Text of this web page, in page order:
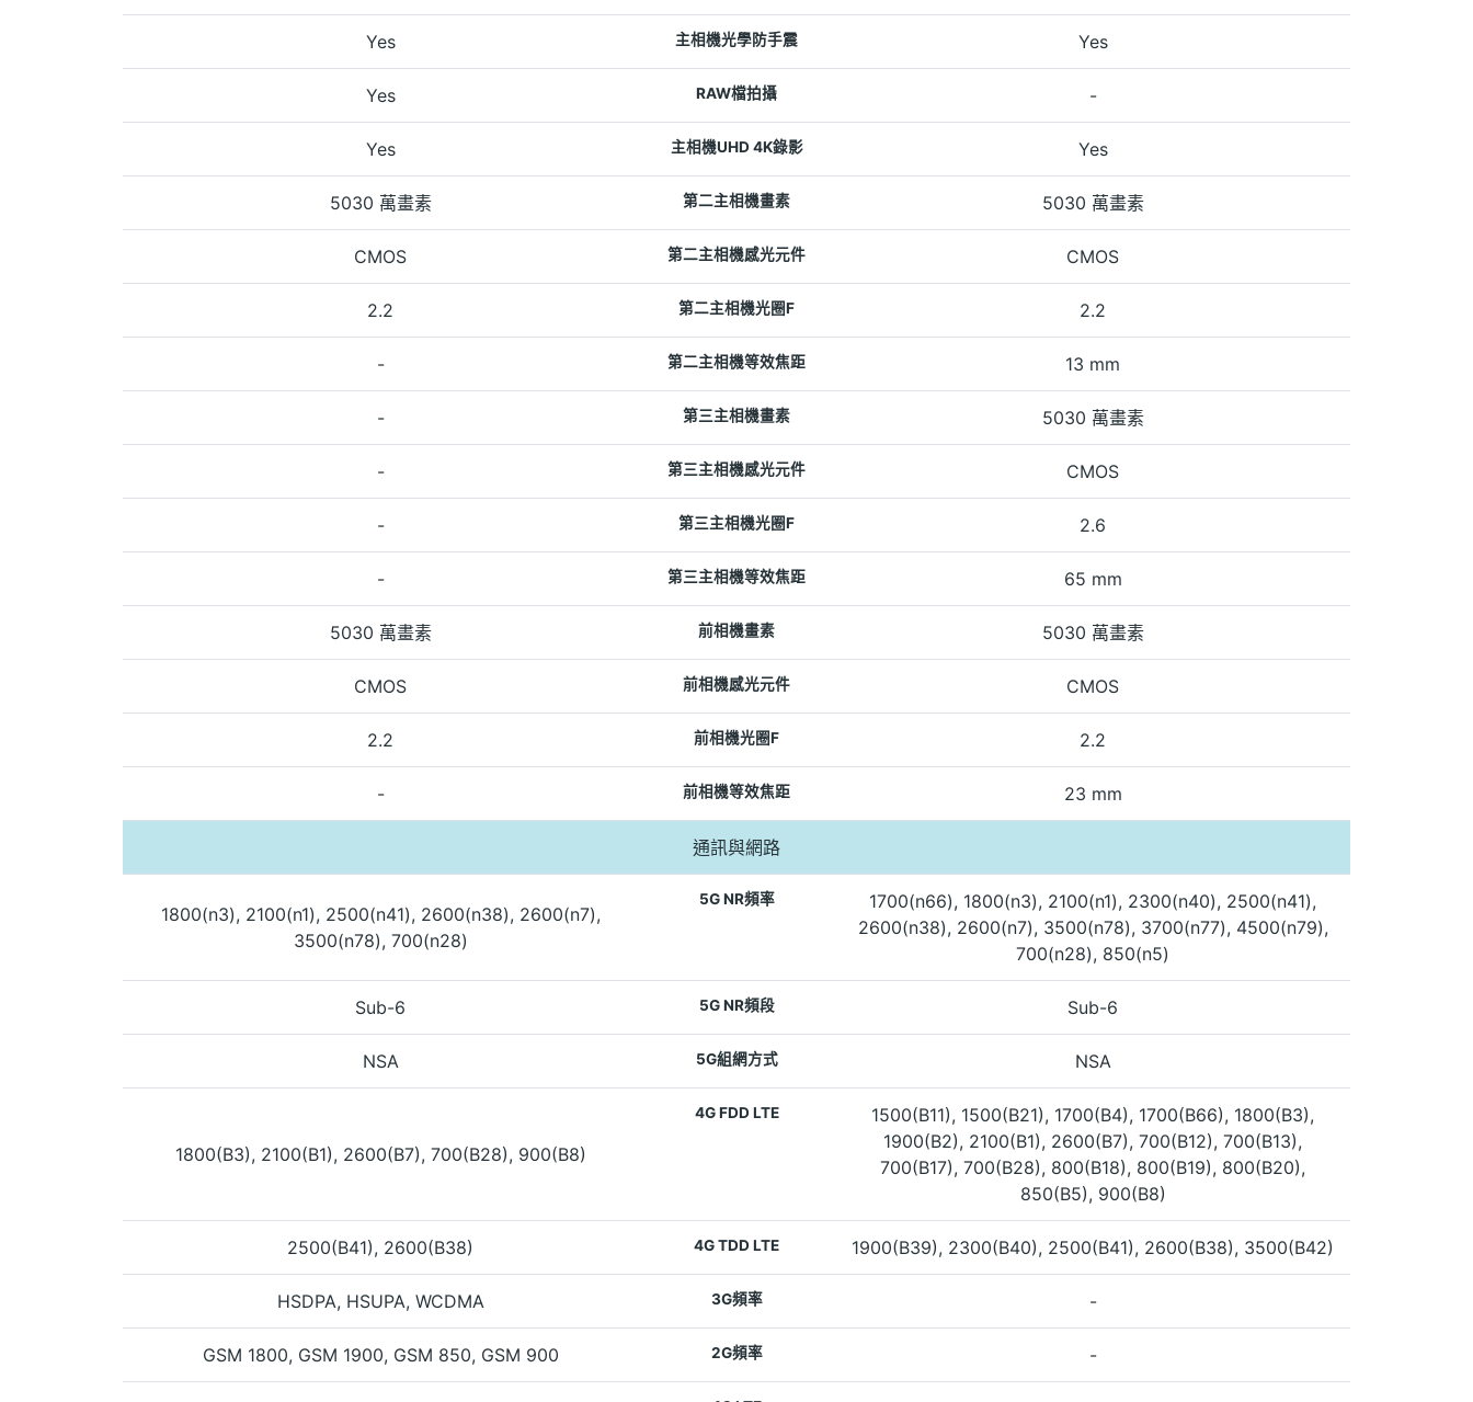
Yes 主相機光學防手震 Yes
Yes RAW檔拍攝 -
Yes 主相機UHD 4K錄影 Yes
5030 萬畫素 第二主相機畫素 5030 萬畫素
CMOS 第二主相機感光元件 CMOS
2.2 第二主相機光圈F 2.2
- 第二主相機等效焦距 13 mm
- 第三主相機畫素 5030 萬畫素
- 第三主相機感光元件 CMOS
- 第三主相機光圈F 2.6
- 第三主相機等效焦距 65 mm
5030 萬畫素 前相機畫素 5030 萬畫素
CMOS 前相機感光元件 CMOS
2.2 前相機光圈F 2.2
- 前相機等效焦距 23 mm
通訊與網路
1800(n3), 2100(n1), 2500(n41), 2600(n38), 2600(n7),
3500(n78), 700(n28)
5G NR頻率
1700(n66), 1800(n3), 2100(n1), 2300(n40), 2500(n41),
2600(n38), 2600(n7), 3500(n78), 3700(n77), 4500(n79),
700(n28), 850(n5)
Sub-6 5G NR頻段 Sub-6
NSA 5G組網方式 NSA
1800(B3), 2100(B1), 2600(B7), 700(B28), 900(B8)
4G FDD LTE
1500(B11), 1500(B21), 1700(B4), 1700(B66), 1800(B3),
1900(B2), 2100(B1), 2600(B7), 700(B12), 700(B13),
700(B17), 700(B28), 800(B18), 800(B19), 800(B20),
850(B5), 900(B8)
2500(B41), 2600(B38) 4G TDD LTE 1900(B39), 2300(B40), 2500(B41), 2600(B38), 3500(B42)
HSDPA, HSUPA, WCDMA 3G頻率 -
GSM 1800, GSM 1900, GSM 850, GSM 900 2G頻率 -